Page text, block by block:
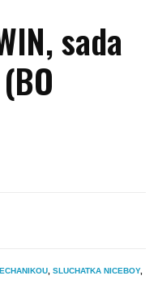
sada
SLUCHATKA NICEBOY,